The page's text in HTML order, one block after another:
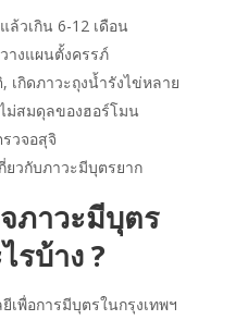
ล้วเกิน 6-12 เดือน
างแผนตั้งครรภ์
เกิดภาวะถุงน้ำรังไข่หลาย
ม่สมดุลของฮอร์โมน
วจอสุจิ
ยวกับภาวะมีบุตรยาก
ภาวะมีบุตร
รบ้าง ?
เพื่อการมีบุตรในกรุงเทพฯ